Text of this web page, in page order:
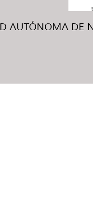
AUTÓNOMA DE